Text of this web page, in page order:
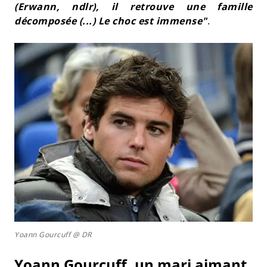
(Erwann, ndlr), il retrouve une famille
décomposée (...) Le choc est immense".
Yoann Gourcuff @ DR